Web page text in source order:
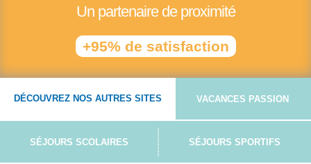
Un partenaire de proximité
+95% de satisfaction
DÉCOUVREZ NOS AUTRES SITES VACANCES PASSION
SÉJOURS SCOLAIRES SÉJOURS SPORTIFS